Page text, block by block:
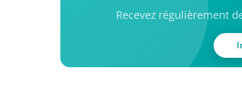
Recevez régulièrement